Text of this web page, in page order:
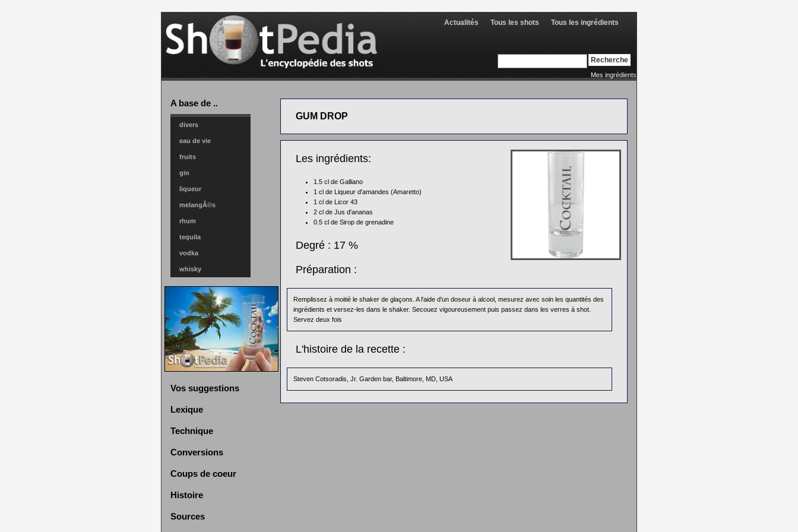
Actualités Tous les shots Tous les ingrédients
Mes ingrédients
A base de ..
divers
eau de vie
fruits
gin
liqueur
melangÃ©s
rhum
tequila
vodka
whisky
Vos suggestions
Lexique
Technique
Conversions
Coups de coeur
Histoire
Sources
GUM DROP
Les ingrédients:
1.5 cl de Galliano
1 cl de Liqueur d'amandes (Amaretto)
1 cl de Licor 43
2 cl de Jus d'ananas
0.5 cl de Sirop de grenadine
Degré : 17 %
Préparation :
Remplissez à moitié le shaker de glaçons. A l'aide d'un doseur à alcool, mesurez avec soin les quantités des
ingrédients et versez-les dans le shaker. Secouez vigoureusement puis passez dans les verres à shot.
Servez deux fois
L'histoire de la recette :
Steven Cotsoradis, Jr. Garden bar, Baltimore, MD, USA